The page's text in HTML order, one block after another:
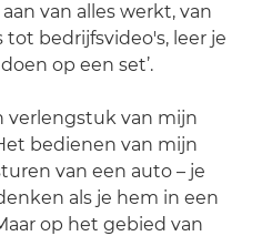
van alles werkt, van
bedrijfsvideo's, leer je
op een set’.
verlengstuk van mijn
bedienen van mijn
van een auto – je
als je hem in een
op het gebied van